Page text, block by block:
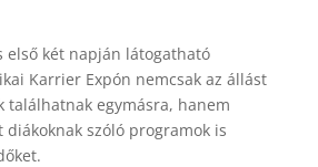
első két napján látogatható
Karrier Expón nemcsak az állást
találhatnak egymásra, hanem
diákoknak szóló programok is